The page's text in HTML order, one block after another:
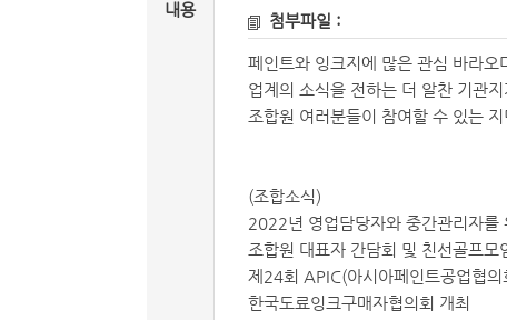
내용
첨부파일 :
페인트와 잉크지에 많은 관심 바라오
업계의 소식을 전하는 더 알찬 기관
조합원 여러분들이 참여할 수 있는
(조합소식)
2022년 영업담당자와 중간관리자를
조합원 대표자 간담회 및 친선골프모
제24회 APIC(아시아페인트공업협
한국도료잉크구매자협의회 개최